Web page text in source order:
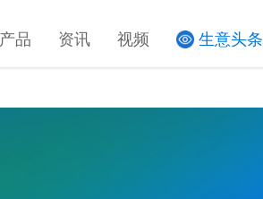
产品 资讯 视频 生意头条